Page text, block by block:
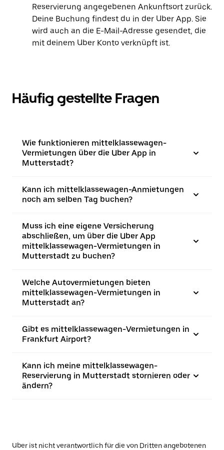
Reservierung angegebenen Ankunftsort zurück.
Deine Buchung findest du in der Uber App. Sie
wird auch an die E-Mail-Adresse gesendet, die
mit deinem Uber Konto verknüpft ist.
Häufig gestellte Fragen
Wie funktionieren mittelklassewagen-
Vermietungen über die Uber App in
Mutterstadt?
Kann ich mittelklassewagen-Anmietungen
noch am selben Tag buchen?
Muss ich eine eigene Versicherung
abschließen, um über die Uber App
mittelklassewagen-Vermietungen in
Mutterstadt zu buchen?
Welche Autovermietungen bieten
mittelklassewagen-Vermietungen in
Mutterstadt an?
Gibt es mittelklassewagen-Vermietungen in
Frankfurt Airport?
Kann ich meine mittelklassewagen-
Reservierung in Mutterstadt stornieren oder
ändern?
Uber ist nicht verantwortlich für die von Dritten angebotenen